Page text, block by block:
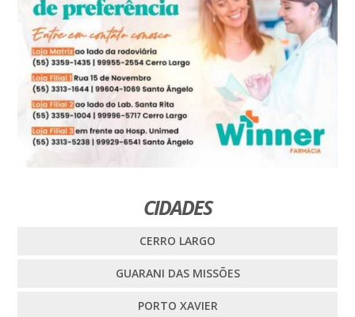
CIDADES
CERRO LARGO
GUARANI DAS MISSÕES
PORTO XAVIER